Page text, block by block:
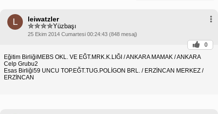
L leiwatzler
Yüzbaşı
25 Ekim 2014 Cumartesi 00:24:43 (848 mesaj)
0
Eğitim BirliğiMEBS OKL. VE EĞT.MRK.K.LIĞI / ANKARA MAMAK / ANKARA
Celp Grubu2
Esas Birliği59 UNCU TOP.EĞT.TUG.POLİGON BRL. / ERZİNCAN MERKEZ /
ERZİNCAN